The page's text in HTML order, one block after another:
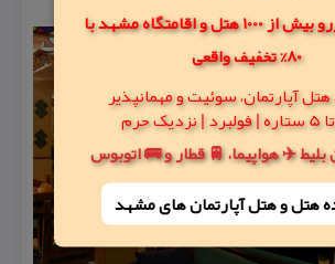
🎁 امکان رزرو بیش از 1000 هتل و اقامتگاه مشهد با
80% تخفیف واقعی
آپارتمان، سوئیت و مهمانپذیر
بلیط ✈️ هواپیما، 🚆 قطار و 🚌 اتوبوس
هتل و هتل‌ آپارتمان های مشهد